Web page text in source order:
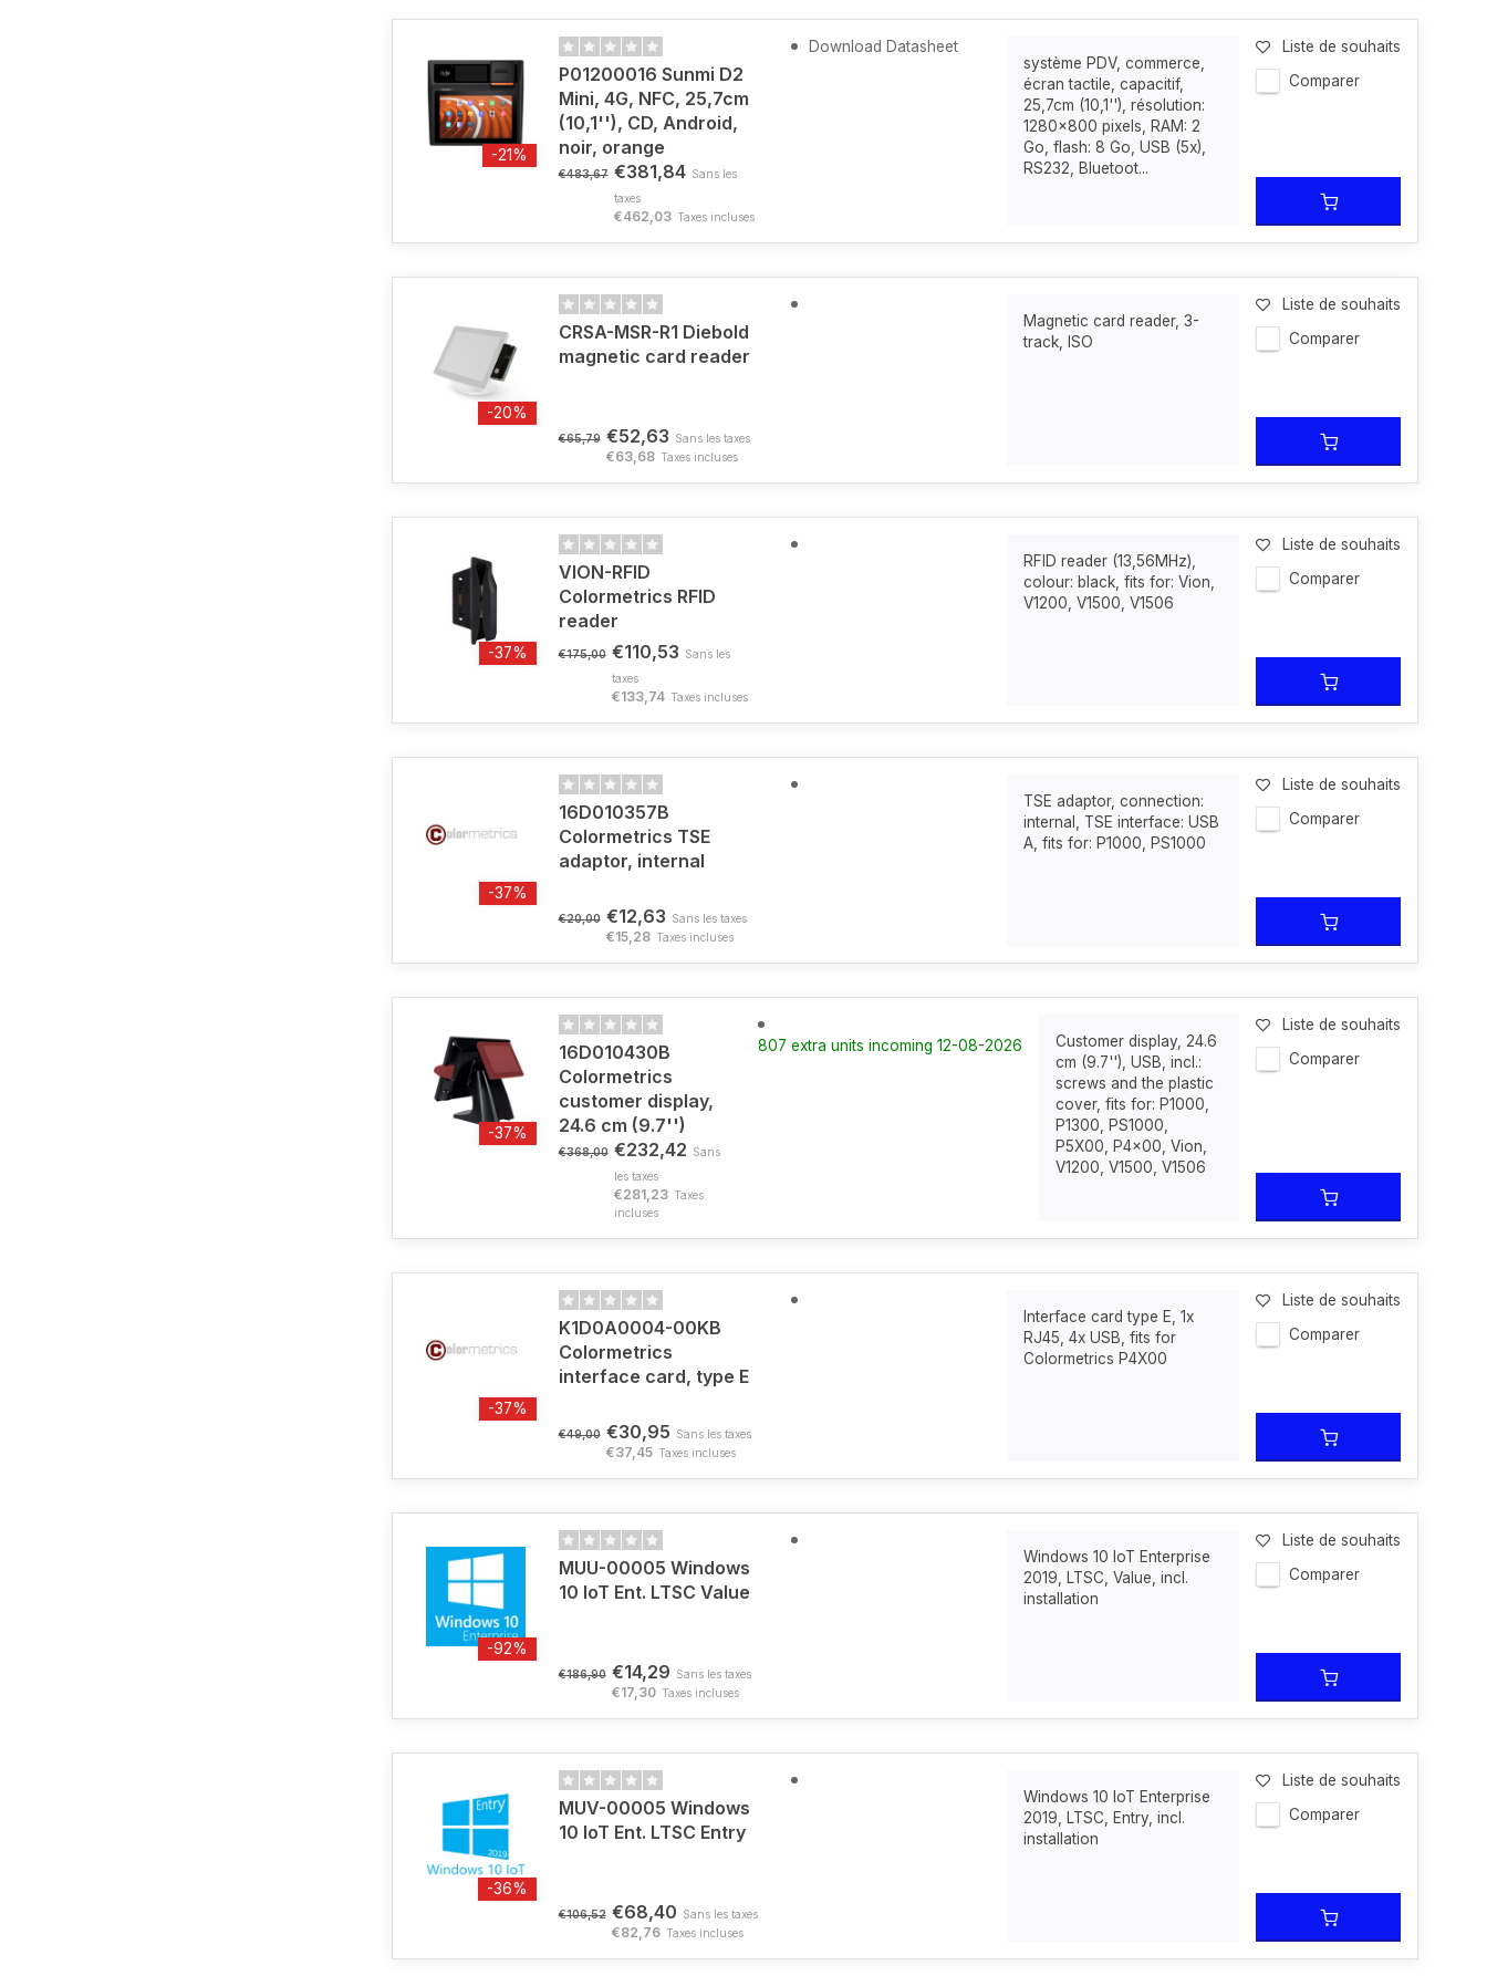
-21%
P01200016 Sunmi D2
Mini, 4G, NFC, 25,7cm
(10,1''), CD, Android,
noir, orange
€483,67 €381,84 Sans les
taxes
€462,03 Taxes incluses
Download Datasheet
système PDV, commerce,
écran tactile, capacitif,
25,7cm (10,1''), résolution:
1280x800 pixels, RAM: 2
Go, flash: 8 Go, USB (5x),
RS232, Bluetoot...
Liste de souhaits
Comparer
-20%
CRSA-MSR-R1 Diebold
magnetic card reader
€65,79 €52,63 Sans les taxes
€63,68 Taxes incluses
Magnetic card reader, 3-
track, ISO
Liste de souhaits
Comparer
-37%
VION-RFID
Colormetrics RFID
reader
€175,00 €110,53 Sans les
taxes
€133,74 Taxes incluses
RFID reader (13,56MHz),
colour: black, fits for: Vion,
V1200, V1500, V1506
Liste de souhaits
Comparer
-37%
16D010357B
Colormetrics TSE
adaptor, internal
€20,00 €12,63 Sans les taxes
€15,28 Taxes incluses
TSE adaptor, connection:
internal, TSE interface: USB
A, fits for: P1000, PS1000
Liste de souhaits
Comparer
-37%
16D010430B
Colormetrics
customer display,
24.6 cm (9.7'')
€368,00 €232,42 Sans
les taxes
€281,23 Taxes
incluses
807 extra units incoming 12-08-2026
Customer display, 24.6
cm (9.7''), USB, incl.:
screws and the plastic
cover, fits for: P1000,
P1300, PS1000,
P5X00, P4x00, Vion,
V1200, V1500, V1506
Liste de souhaits
Comparer
-37%
K1D0A0004-00KB
Colormetrics
interface card, type E
€49,00 €30,95 Sans les taxes
€37,45 Taxes incluses
Interface card type E, 1x
RJ45, 4x USB, fits for
Colormetrics P4X00
Liste de souhaits
Comparer
-92%
MUU-00005 Windows
10 IoT Ent. LTSC Value
€186,90 €14,29 Sans les taxes
€17,30 Taxes incluses
Windows 10 IoT Enterprise
2019, LTSC, Value, incl.
installation
Liste de souhaits
Comparer
-36%
MUV-00005 Windows
10 IoT Ent. LTSC Entry
€106,52 €68,40 Sans les taxes
€82,76 Taxes incluses
Windows 10 IoT Enterprise
2019, LTSC, Entry, incl.
installation
Liste de souhaits
Comparer